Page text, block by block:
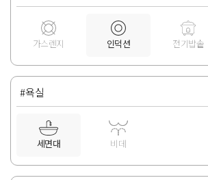
가스렌지 인덕션 전기밥솥
#욕실
세면대 비데